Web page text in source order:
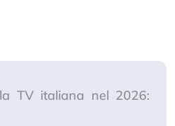
TV italiana nel 2026: